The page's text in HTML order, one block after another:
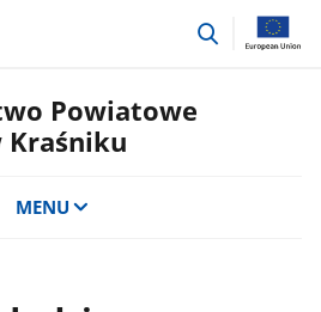
przejdź
Powiatowe
Kraśniku
MENU